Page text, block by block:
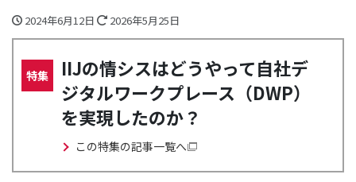
2024年6月12日 2026年5月25日
特集
IIJの情シスはどうやって自社デ
ジタルワークプレース（DWP）
を実現したのか？
この特集の記事一覧へ